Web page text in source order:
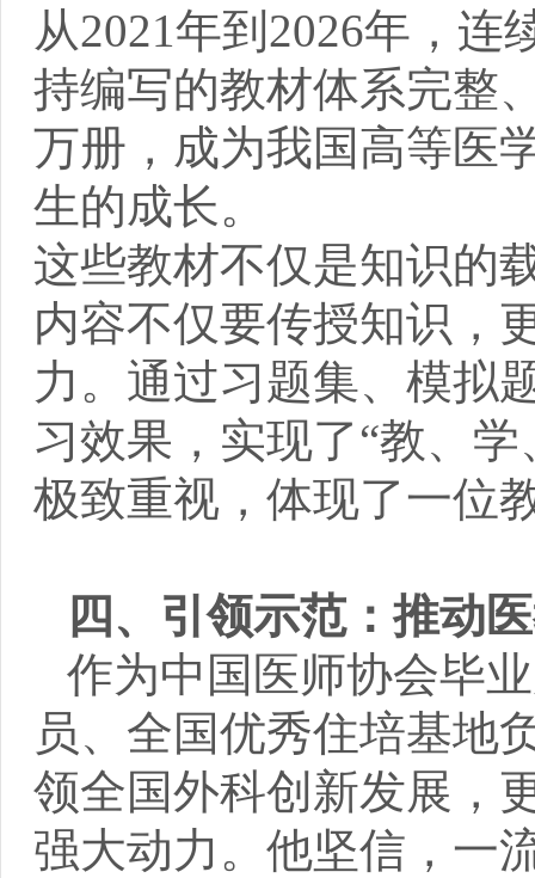
从2021年到2026年，
持编写的教材体系完整
万册，成为我国高等医
生的成长。
这些教材不仅是知识的
内容不仅要传授知识，
力。通过习题集、模拟
习效果，实现了“教、
极致重视，体现了一位
四、引领示范：推动
作为中国医师协会毕
员、全国优秀住培基地
领全国外科创新发展，
强大动力。他坚信，一